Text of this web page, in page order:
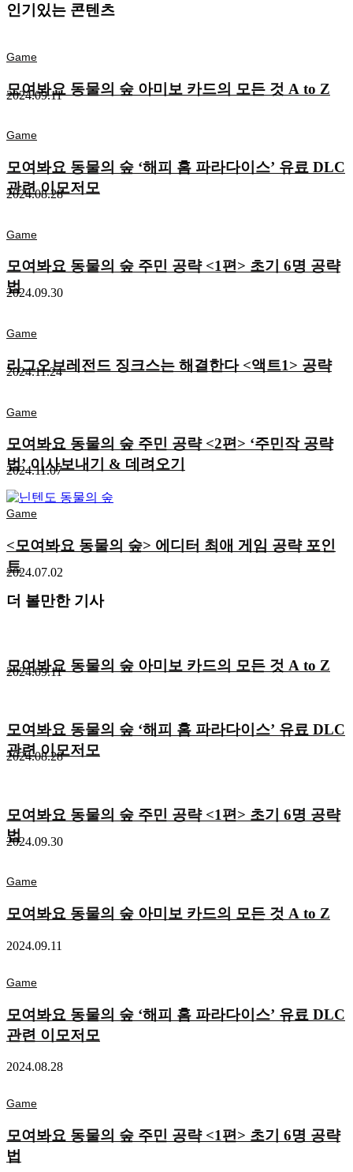
인기있는 콘텐츠
Game
모여봐요 동물의 숲 아미보 카드의 모든 것 A to Z
2024.09.11
Game
모여봐요 동물의 숲 ‘해피 홈 파라다이스’ 유료 DLC
관련 이모저모
2024.08.28
Game
모여봐요 동물의 숲 주민 공략 <1편> 초기 6명 공략
법
2024.09.30
Game
리그오브레전드 징크스는 해결한다 <액트1> 공략
2024.11.24
Game
모여봐요 동물의 숲 주민 공략 <2편> ‘주민작 공략
법’ 이사보내기 & 데려오기
2024.11.07
Game
<모여봐요 동물의 숲> 에디터 최애 게임 공략 포인
트
2024.07.02
더 볼만한 기사
모여봐요 동물의 숲 아미보 카드의 모든 것 A to Z
2024.09.11
모여봐요 동물의 숲 ‘해피 홈 파라다이스’ 유료 DLC
관련 이모저모
2024.08.28
모여봐요 동물의 숲 주민 공략 <1편> 초기 6명 공략
법
2024.09.30
Game
모여봐요 동물의 숲 아미보 카드의 모든 것 A to Z
2024.09.11
Game
모여봐요 동물의 숲 ‘해피 홈 파라다이스’ 유료 DLC
관련 이모저모
2024.08.28
Game
모여봐요 동물의 숲 주민 공략 <1편> 초기 6명 공략
법